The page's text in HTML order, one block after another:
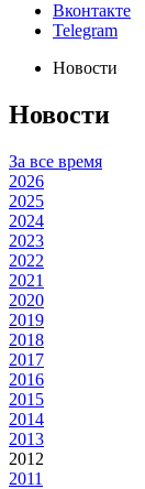
Вконтакте
Telegram
Новости
Новости
За все время
2026
2025
2024
2023
2022
2021
2020
2019
2018
2017
2016
2015
2014
2013
2012
2011